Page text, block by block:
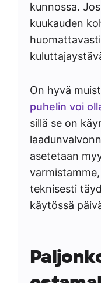
kunnossa.
kuukauden
On hyvä
puhelin voi
sillä se on
asetetaan
teknisesti
käytössä